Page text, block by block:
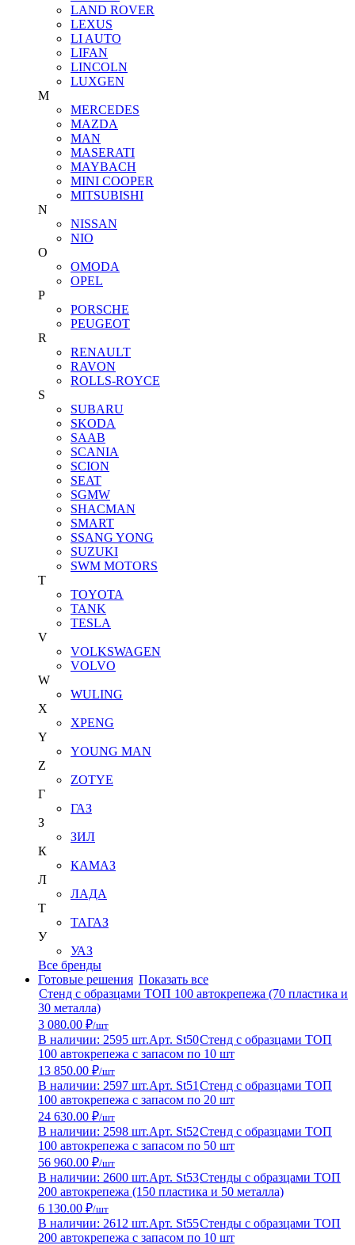
LAND ROVER
LEXUS
LI AUTO
LIFAN
LINCOLN
LUXGEN
M
MERCEDES
MAZDA
MAN
MASERATI
MAYBACH
MINI COOPER
MITSUBISHI
N
NISSAN
NIO
O
OMODA
OPEL
P
PORSCHE
PEUGEOT
R
RENAULT
RAVON
ROLLS-ROYCE
S
SUBARU
SKODA
SAAB
SCANIA
SCION
SEAT
SGMW
SHACMAN
SMART
SSANG YONG
SUZUKI
SWM MOTORS
T
TOYOTA
TANK
TESLA
V
VOLKSWAGEN
VOLVO
W
WULING
X
XPENG
Y
YOUNG MAN
Z
ZOTYE
Г
ГАЗ
З
ЗИЛ
К
КАМАЗ
Л
ЛАДА
Т
ТАГАЗ
У
УАЗ
Все бренды
Готовые решения Показать все
Стенд с образцами ТОП 100 автокрепежа (70 пластика и
30 металла)
3 080.00 ₽/шт
В наличии: 2595 шт.Арт. St50Стенд с образцами ТОП
100 автокрепежа с запасом по 10 шт
13 850.00 ₽/шт
В наличии: 2597 шт.Арт. St51 Стенд с образцами ТОП
100 автокрепежа с запасом по 20 шт
24 630.00 ₽/шт
В наличии: 2598 шт.Арт. St52Стенд с образцами ТОП
100 автокрепежа с запасом по 50 шт
56 960.00 ₽/шт
В наличии: 2600 шт.Арт. St53Стенды с образцами ТОП
200 автокрепежа (150 пластика и 50 металла)
6 130.00 ₽/шт
В наличии: 2612 шт.Арт. St55Стенды с образцами ТОП
200 автокрепежа с запасом по 10 шт